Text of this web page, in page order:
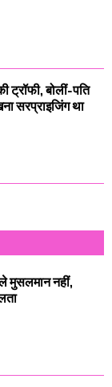
ट्रॉफी, बोलीं-पति
सरप्राइजिंग था
मुसलमान नहीं,